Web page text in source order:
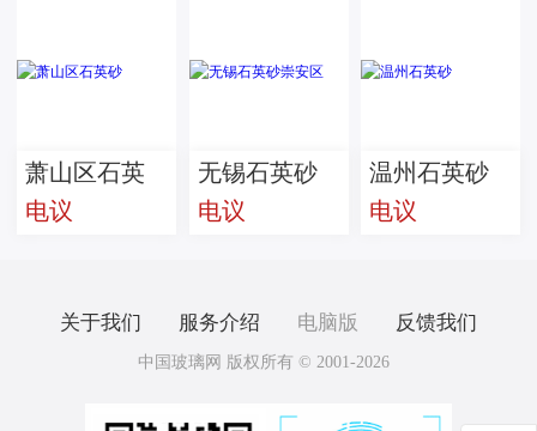
萧山区石英
砂
电议
无锡石英砂
崇安区
电议
温州石英砂
电议
关于我们 服务介绍 电脑版 反馈我们
中国玻璃网 版权所有 © 2001-2026